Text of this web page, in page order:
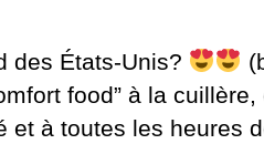
des États-Unis?
food” à la cuillère,
et à toutes les heures